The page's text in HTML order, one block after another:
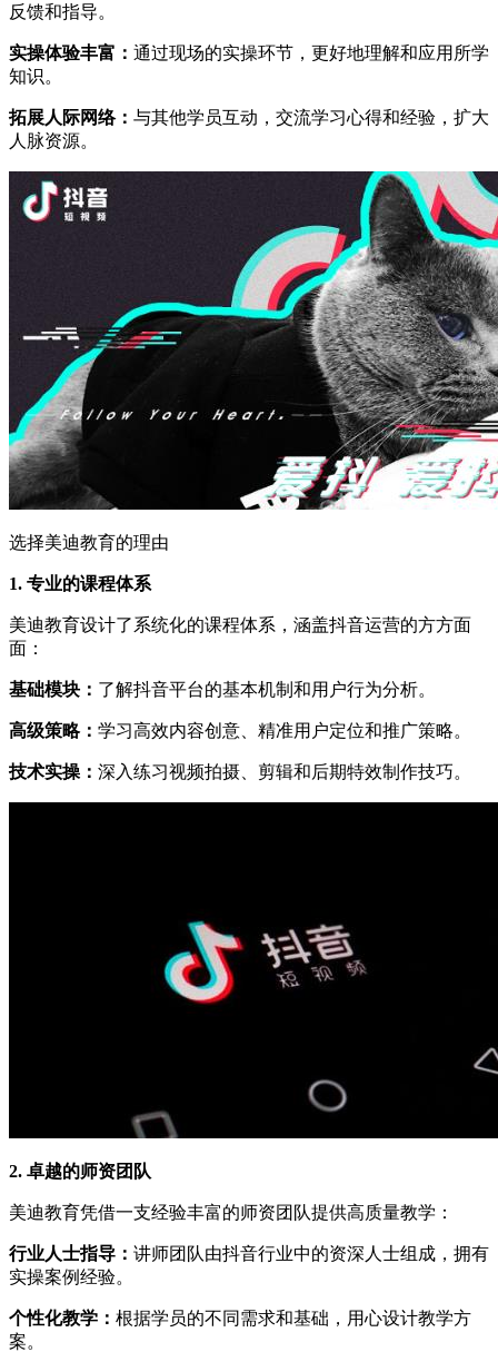
反馈和指导。
实操体验丰富： 通过现场的实操环节，更好地理解和应用所学
知识。
拓展人际网络： 与其他学员互动，交流学习心得和经验，扩大
人脉资源。
选择美迪教育的理由
1. 专业的课程体系
美迪教育设计了系统化的课程体系，涵盖抖音运营的方方面
面：
基础模块： 了解抖音平台的基本机制和用户行为分析。
高级策略： 学习高效内容创意、精准用户定位和推广策略。
技术实操： 深入练习视频拍摄、剪辑和后期特效制作技巧。
2. 卓越的师资团队
美迪教育凭借一支经验丰富的师资团队提供高质量教学：
行业人士指导： 讲师团队由抖音行业中的资深人士组成，拥有
实操案例经验。
个性化教学： 根据学员的不同需求和基础，用心设计教学方
案。